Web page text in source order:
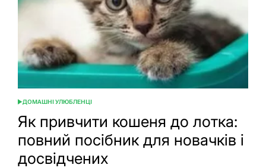
ОПУБЛІКУВАТИ
ДОМАШНІ УЛЮБЛЕНЦІ
Як привчити кошеня до лотка:
повний посібник для новачків і
досвідчених